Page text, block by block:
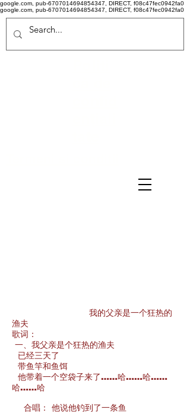
google.com, pub-6707014694854347, DIRECT, f08c47fec0942fa0
google.com, pub-6707014694854347, DIRECT, f08c47fec0942fa0
我的父亲是一个狂热的
渔夫
歌词：
一、我父亲是个狂热的渔夫
已经三天了
带鱼竿和鱼饵
他带着一个空袋子来了……哈……哈……
哈……哈
合唱：
他说他钓到了一条鱼